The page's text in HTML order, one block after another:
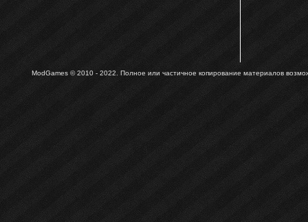
ModGames © 2010 - 2022. Полное или частичное копирование материалов